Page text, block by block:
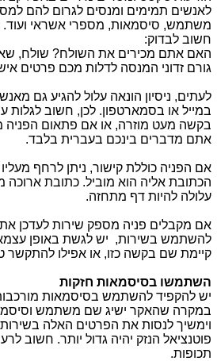
לאנשים תמימים ומנסים לגרום להם
משתמש, סיסמאות, מספרי אשראי ועוד.
חשוב לבדוק:
האם אתם מכירים את השולח? שולח,
גורם זדוני המנסה לדלות מכם פרטים
לעתים, ניסיון הונאה עלול להגיע גם
במייל או בסמארטפון. לכן, חשוב לגלות
בקשה מעט מוזרה, או אם פתאום הפניה
אתם מדברים בינכם בעברית בלבד.
אם הפניה כוללת קישור, ניתן לרחף
הכתובת אליה הוא מוביל. כתובת ארוכה
עלולה להיות דף מתחזה.
אם מקבלים פניה מספק שירות לעדכן
להשתמש בשירות, יש לגשת באופן
קיימת שם בקשה כזו, או אפילו להתקשר
השתמשו בסיסמאות חזקות
יש להקפיד להשתמש בסיסמאות מורכבות
במקרה שהאקר ישיג שם משתמש
וימשיך לנסות את הפרטים האלה
פוטנציאל הנזק יהיה גדול יותר. חשוב
תכופות.